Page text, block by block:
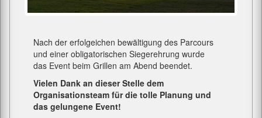
Nach der erfolgeichen bewältigung des Parcours
und einer obligatorischen Siegerehrung wurde
das Event beim Grillen am Abend beendet.
Vielen Dank an dieser Stelle dem
Organisationsteam für die tolle Planung und
das gelungene Event!